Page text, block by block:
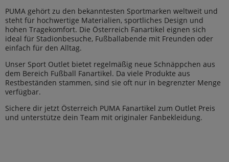
PUMA gehört zu den bekanntesten Sportmarken weltweit und
steht für hochwertige Materialien, sportliches Design und
hohen Tragekomfort. Die Österreich Fanartikel eignen sich
ideal für Stadionbesuche, Fußballabende mit Freunden oder
einfach für den Alltag.
Unser Sport Outlet bietet regelmäßig neue Schnäppchen aus
dem Bereich Fußball Fanartikel. Da viele Produkte aus
Restbeständen stammen, sind sie oft nur in begrenzter Menge
verfügbar.
Sichere dir jetzt Österreich PUMA Fanartikel zum Outlet Preis
und unterstütze dein Team mit originaler Fanbekleidung.